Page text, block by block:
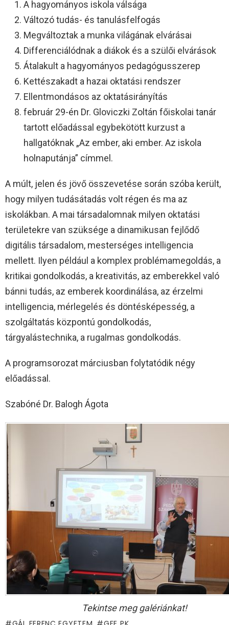
A hagyományos iskola válsága
Változó tudás- és tanulásfelfogás
Megváltoztak a munka világának elvárásai
Differenciálódnak a diákok és a szülői elvárások
Átalakult a hagyományos pedagógusszerep
Kettészakadt a hazai oktatási rendszer
Ellentmondásos az oktatásirányítás
február 29-én Dr. Gloviczki Zoltán főiskolai tanár
tartott előadással egybekötött kurzust a
hallgatóknak „Az ember, aki ember. Az iskola
holnaputánja” címmel.
A múlt, jelen és jövő összevetése során szóba került,
hogy milyen tudásátadás volt régen és ma az
iskolákban. A mai társadalomnak milyen oktatási
területekre van szüksége a dinamikusan fejlődő
digitális társadalom, mesterséges intelligencia
mellett. Ilyen például a komplex problémamegoldás, a
kritikai gondolkodás, a kreativitás, az emberekkel való
bánni tudás, az emberek koordinálása, az érzelmi
intelligencia, mérlegelés és döntésképesség, a
szolgáltatás központú gondolkodás,
tárgyalástechnika, a rugalmas gondolkodás.
A programsorozat márciusban folytatódik négy
előadással.
Szabóné Dr. Balogh Ágota
Tekintse meg galériánkat!